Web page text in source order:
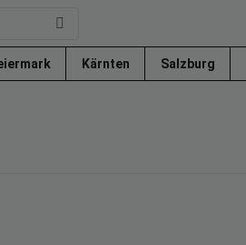
Kärnten Salzburg